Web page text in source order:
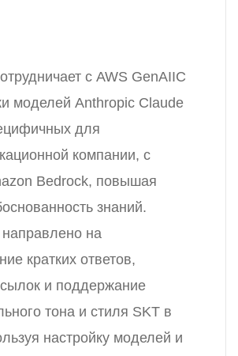
с AWS GenAIIC
моделей Anthropic Claude
для
компании, с
Bedrock, повышая
знаний.
на
кратких ответов,
и поддержание
тона и стиля SKT в
настройку моделей и